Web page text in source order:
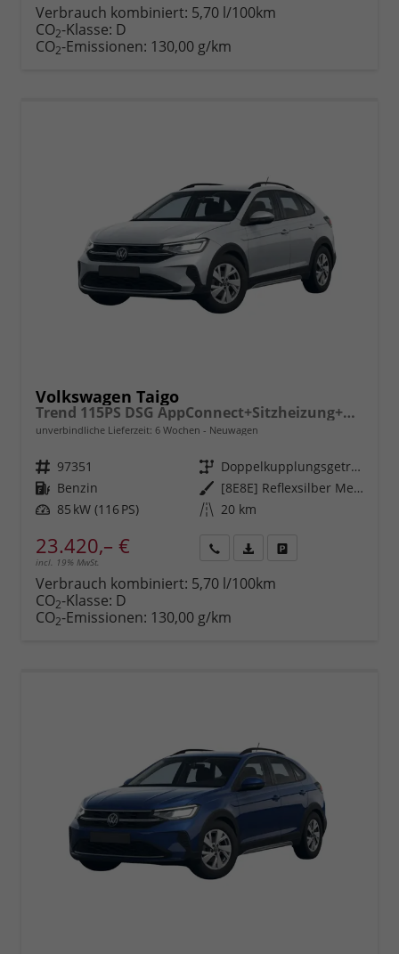
anfordern
Datei,
Verbrauch kombiniert: 5,70 l/100km
CO2-Klasse: D
CO2-Emissionen: 130,00 g/km
Volkswagen Taigo
Trend 115PS DSG AppConnect+Sitzheizung+PDC+Alu16+LED+DAB+FrontAssist
unverbindliche Lieferzeit: 6 Wochen Neuwagen
Fahrzeugnr. 97351 Getriebe
Doppelkupplungsgetriebe (DSG)
Kraftstoff Benzin Außenfarbe
[8E8E] Reflexsilber Metallic
Leistung 85 kW (116 PS) Kilometerstand 20 km
23.420,– €
incl. 19% MwSt.
anfordern
Datei,
Verbrauch kombiniert: 5,70 l/100km
CO2-Klasse: D
CO2-Emissionen: 130,00 g/km